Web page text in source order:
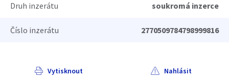
Druh inzerátu soukromá inzerce
Číslo inzerátu 2770509784798999816
Vytisknout Nahlásit